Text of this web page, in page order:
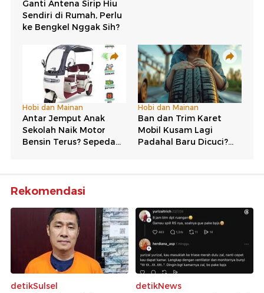
Rekomendasi
detikSulsel
detikNews